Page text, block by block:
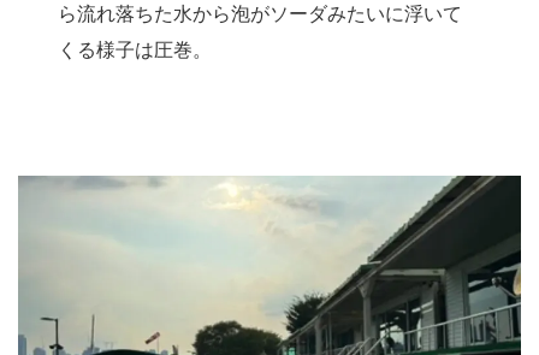
ら流れ落ちた水から泡がソーダみたいに浮いて
くる様子は圧巻。